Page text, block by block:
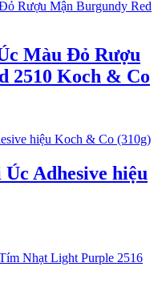
Màu Đỏ Rượu
2510 Koch & Co
Adhesive hiệu